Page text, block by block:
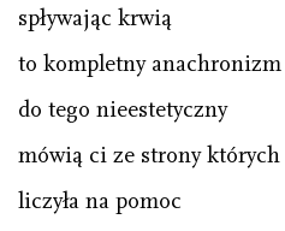
spływając krwią
to kompletny anachronizm
do tego nieestetyczny
mówią ci ze strony których
liczyła na pomoc